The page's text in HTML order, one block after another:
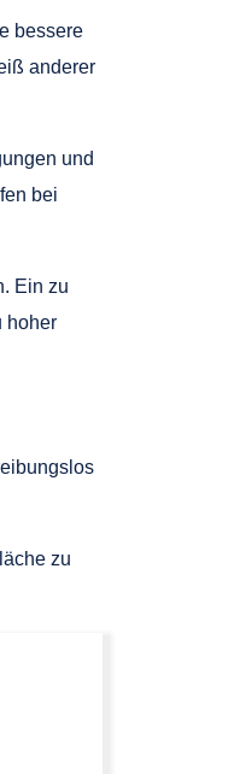
bessere
anderer
und
bei
Ein zu
hoher
zu